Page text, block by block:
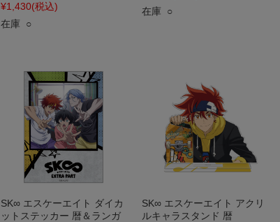
¥1,430(税込)
在庫 ○
在庫 ○
SK∞ エスケーエイト ダイカ
ットステッカー 暦＆ランガ
SK∞ エスケーエイト アクリ
ルキャラスタンド 暦